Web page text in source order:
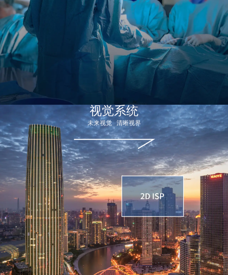
视觉系统​
未来视觉 清晰视界